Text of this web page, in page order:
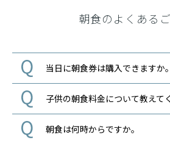
朝食のよくある
当日に朝食券は購入できますか。
子供の朝食料金について教えて
朝食は何時からですか。